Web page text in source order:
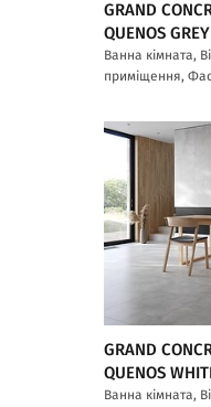
GRAND
QUENOS GREY
Ванна кімната,
приміщення,
GRAND
QUENOS
Ванна кімната,